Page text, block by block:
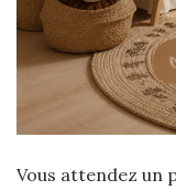
Vous attendez un